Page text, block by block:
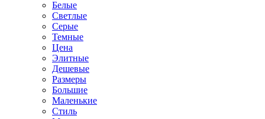
Белые
Светлые
Серые
Темные
Цена
Элитные
Дешевые
Размеры
Большие
Маленькие
Стиль